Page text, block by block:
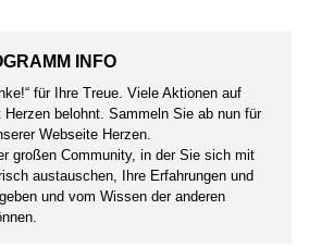
INFO
für Ihre Treue. Viele Aktionen auf
belohnt. Sammeln Sie ab nun für
Webseite Herzen.
großen Community, in der Sie sich mit
austauschen, Ihre Erfahrungen und
und vom Wissen der anderen